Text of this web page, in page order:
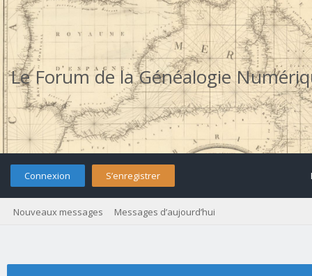
Le Forum de la Généalogie
Connexion S’enregistrer
Nouveaux messages Messages d’aujourd’hui